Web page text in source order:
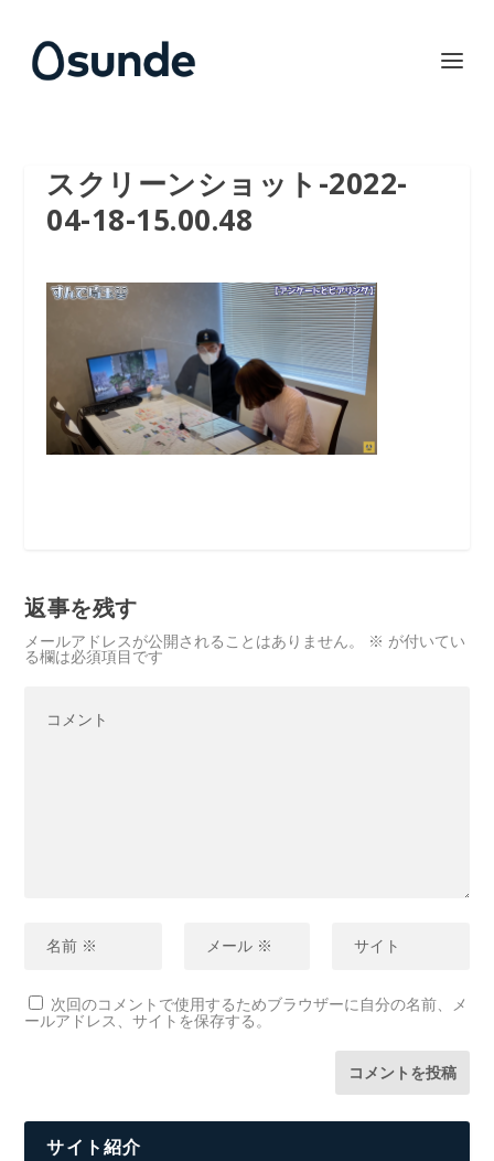
スクリーンショット-2022-
04-18-15.00.48
返事を残す
メールアドレスが公開されることはありません。 ※ が付いてい
る欄は必須項目です
次回のコメントで使用するためブラウザーに自分の名前、メ
ールアドレス、サイトを保存する。
サイト紹介